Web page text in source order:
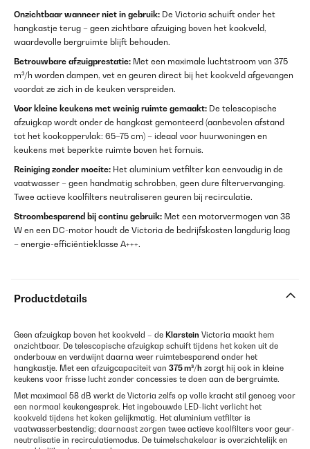
Onzichtbaar wanneer niet in gebruik: De Victoria schuift onder het
hangkastje terug – geen zichtbare afzuiging boven het kookveld,
waardevolle bergruimte blijft behouden.
Betrouwbare afzuigprestatie: Met een maximale luchtstroom van 375
m³/h worden dampen, vet en geuren direct bij het kookveld afgevangen
voordat ze zich in de keuken verspreiden.
Voor kleine keukens met weinig ruimte gemaakt: De telescopische
afzuigkap wordt onder de hangkast gemonteerd (aanbevolen afstand
tot het kookoppervlak: 65–75 cm) – ideaal voor huurwoningen en
keukens met beperkte ruimte boven het fornuis.
Reiniging zonder moeite: Het aluminium vetfilter kan eenvoudig in de
vaatwasser – geen handmatig schrobben, geen dure filtervervanging.
Twee actieve koolfilters neutraliseren geuren bij recirculatie.
Stroombesparend bij continu gebruik: Met een motorvermogen van 38
W en een DC-motor houdt de Victoria de bedrijfskosten langdurig laag
– energie-efficiëntieklasse A+++.
Productdetails
Geen afzuigkap boven het kookveld – de Klarstein Victoria maakt hem
onzichtbaar. De telescopische afzuigkap schuift tijdens het koken uit de
onderbouw en verdwijnt daarna weer ruimtebesparend onder het
hangkastje. Met een afzuigcapaciteit van 375 m³/h zorgt hij ook in kleine
keukens voor frisse lucht zonder concessies te doen aan de bergruimte.
Met maximaal 58 dB werkt de Victoria zelfs op volle kracht stil genoeg voor
een normaal keuken­gesprek. Het ingebouwde LED-licht verlicht het
kookveld tijdens het koken gelijkmatig. Het aluminium vetfilter is
vaatwasserbestendig; daarnaast zorgen twee actieve koolfilters voor geur­
neutralisatie in recirculatie­modus. De tuimelschakelaar is overzichtelijk en